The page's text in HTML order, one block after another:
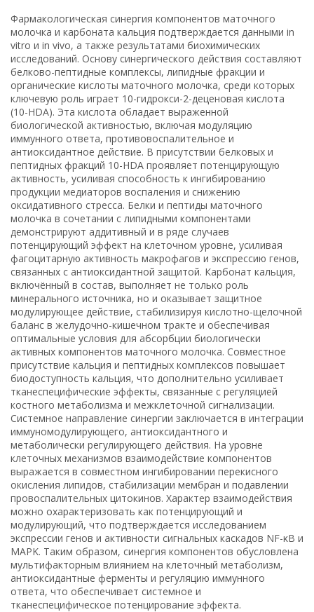
Фармакологическая синергия компонентов маточного
молочка и карбоната кальция подтверждается данными in
vitro и in vivo, а также результатами биохимических
исследований. Основу синергического действия составляют
белково-пептидные комплексы, липидные фракции и
органические кислоты маточного молочка, среди которых
ключевую роль играет 10-гидрокси-2-деценовая кислота
(10-HDA). Эта кислота обладает выраженной
биологической активностью, включая модуляцию
иммунного ответа, противовоспалительное и
антиоксидантное действие. В присутствии белковых и
пептидных фракций 10-HDA проявляет потенцирующую
активность, усиливая способность к ингибированию
продукции медиаторов воспаления и снижению
оксидативного стресса. Белки и пептиды маточного
молочка в сочетании с липидными компонентами
демонстрируют аддитивный и в ряде случаев
потенцирующий эффект на клеточном уровне, усиливая
фагоцитарную активность макрофагов и экспрессию генов,
связанных с антиоксидантной защитой. Карбонат кальция,
включённый в состав, выполняет не только роль
минерального источника, но и оказывает защитное
модулирующее действие, стабилизируя кислотно-щелочной
баланс в желудочно-кишечном тракте и обеспечивая
оптимальные условия для абсорбции биологически
активных компонентов маточного молочка. Совместное
присутствие кальция и пептидных комплексов повышает
биодоступность кальция, что дополнительно усиливает
тканеспецифические эффекты, связанные с регуляцией
костного метаболизма и межклеточной сигнализации.
Системное направление синергии заключается в интеграции
иммуномодулирующего, антиоксидантного и
метаболически регулирующего действия. На уровне
клеточных механизмов взаимодействие компонентов
выражается в совместном ингибировании перекисного
окисления липидов, стабилизации мембран и подавлении
провоспалительных цитокинов. Характер взаимодействия
можно охарактеризовать как потенцирующий и
модулирующий, что подтверждается исследованием
экспрессии генов и активности сигнальных каскадов NF-κB и
MAPK. Таким образом, синергия компонентов обусловлена
мультифакторным влиянием на клеточный метаболизм,
антиоксидантные ферменты и регуляцию иммунного
ответа, что обеспечивает системное и
тканеспецифическое потенцирование эффекта.